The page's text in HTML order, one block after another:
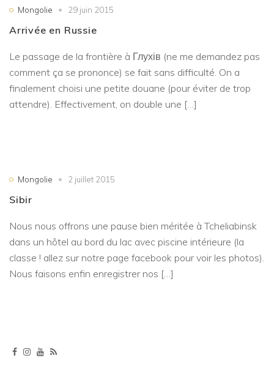
Mongolie 29 juin 2015
Arrivée en Russie
Le passage de la frontière à Глухів (ne me demandez pas
comment ça se prononce) se fait sans difficulté. On a
finalement choisi une petite douane (pour éviter de trop
attendre). Effectivement, on double une […]
Mongolie 2 juillet 2015
Sibir
Nous nous offrons une pause bien méritée à Tcheliabinsk
dans un hôtel au bord du lac avec piscine intérieure (la
classe ! allez sur notre page facebook pour voir les photos).
Nous faisons enfin enregistrer nos […]